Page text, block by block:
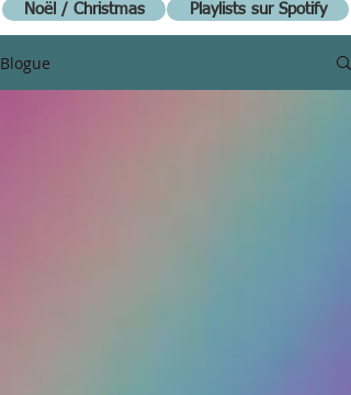
Noël / Christmas
Playlists sur Spotify
Blogue